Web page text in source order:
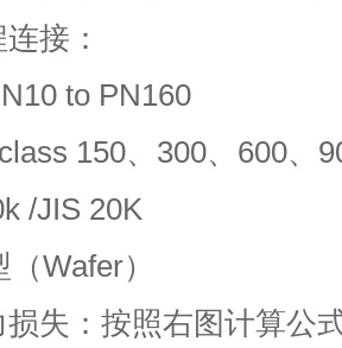
接：
to PN160
150、 300、 600、
JIS 20K
Wafer）
损失：按照右图计算公